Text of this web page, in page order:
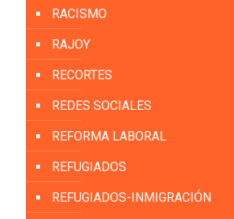
RACISMO
RAJOY
RECORTES
REDES SOCIALES
REFORMA LABORAL
REFUGIADOS
REFUGIADOS-INMIGRACIÓN